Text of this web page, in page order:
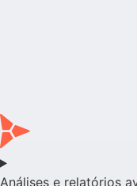
Análises e relatórios